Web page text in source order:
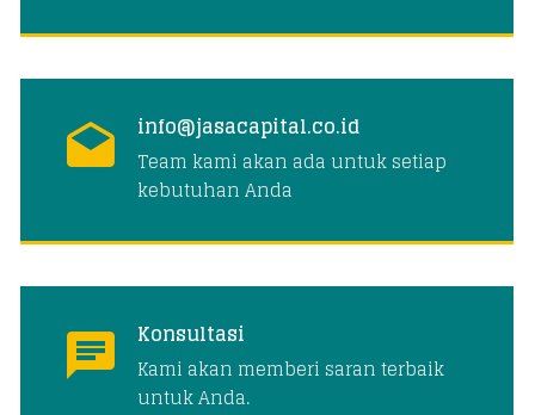
info@jasacapital.co.id
Team kami akan ada untuk setiap
kebutuhan Anda
Konsultasi
Kami akan memberi saran terbaik
untuk Anda.